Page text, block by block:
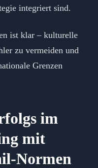
integriert sind.
ist klar – kulturelle
zu vermeiden und
Grenzen
im
mit
Normen